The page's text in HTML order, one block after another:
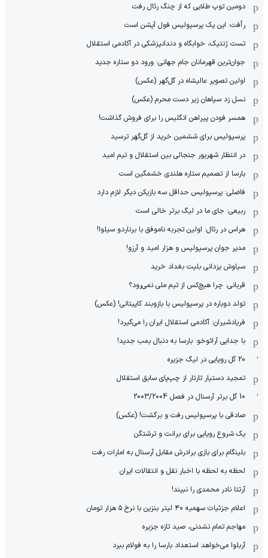
دومین توپ طلایی که از چنگ رئال رفت
رأفت: این یک پرسپولیس فول آپشن است
تست ژنتیک، خوابگاه و دندانپزشکی در آکادمی استقلال
جوان‌ترین قهرمانان جام جهانی: ورود دو ستاره جدید
اولین تصویر عالیشاه در گل‌گهر (عکس)
نسل زد سپاهان زیر دست محرم (عکس)
همسر فودن پیراهن انگلیس را برای فروش گذاشت!
پرسپولیس برای ششمین خرید از گل‌گهر ترسید
در انتظار شهریور جنجالی بین استقلال و تیم امید
بارسا از تصمیم ستاره هلندی خشمگین است
فاضلی: پرسپولیس حداقل سه بازیکن دیگر لازم دارد
ربیعی: جای ما در لیگ برتر خالی است
هراس در رئال: اولین تجربه ناموفق با برناردو سیلوا!
مدیر جوان پرسپولیس و هزار امید و آرزو!
سیاوش یزدانی بلیت بغداد خرید
قربانی: چرا هیچ‌کس از تیم ملی نمی‌رود؟
تولد دوباره در پرسپولیس با بازوبند کاپیتانی! (عکس)
فریادشیران: آکادمی استقلال ایران را می‌گیرد!
با جدایی آرائوخو: بارسا به دنبال بمب جدید!
20 گل رویایی در لیگ جزیره
تمجید دستیار تارتار از چپ‌پای سابق استقلال
10 گل برتر آرسنال در فصل 2003/2004
صادقی با پرسپولیس رفت و برگشت! (عکس)
یک شروع رویایی برای برانت و ترشتگن
بلینگام برای بازی برادرش مقابل آرسنال به امارات رفت
لحظه به لحظه با اخبار نقل و انتقالات ایران
آرتتا نادر محمدی را نبیند!
اعلام جزئیات سهمیه ۴۰ لیتر بنزین با نرخ ۵ هزار تومان
مهاجم تمام نشدنی، صید تازه جزیره
آربلوا می‌خواهد استعداد بارسا را به فولام ببرد